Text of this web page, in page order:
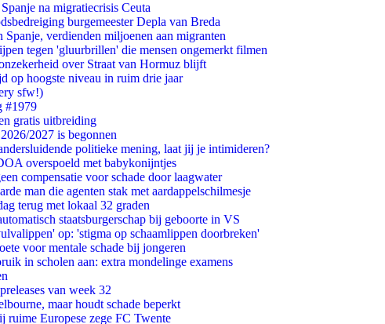
na migratiecrisis Ceuta
burgemeester Depla van Breda
verdienden miljoenen aan migranten
tegen 'gluurbrillen' die mensen ongemerkt filmen
over Straat van Hormuz blijft
op hoogste niveau in ruim drie jaar
sfw!)
#1979
gratis uitbreiding
2027 is begonnen
politieke mening, laat jij je intimideren?
overspoeld met babykonijntjes
compensatie voor schade door laagwater
man die agenten stak met aardappelschilmesje
terug met lokaal 32 graden
staatsburgerschap bij geboorte in VS
op: 'stigma op schaamlippen doorbreken'
voor mentale schade bij jongeren
in scholen aan: extra mondelinge examens
van week 32
maar houdt schade beperkt
ruime Europese zege FC Twente